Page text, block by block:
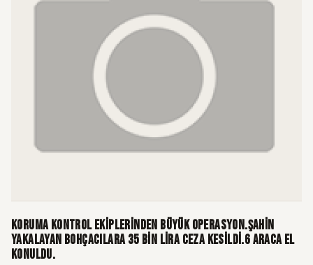
Koruma Kontrol Ekiplerinden büyük operasyon.Şahin
yakalayan bohçacılara 35 bin lira ceza kesildi.6 Araca el
konuldu.